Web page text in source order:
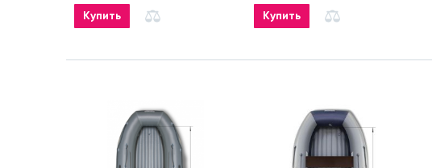
Купить Купить